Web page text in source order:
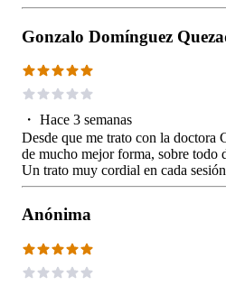
Gonzalo Domínguez
・ Hace 3 semanas
Desde que me trato con la doctora
de mucho mejor forma, sobre todo
Un trato muy cordial en cada
Anónima